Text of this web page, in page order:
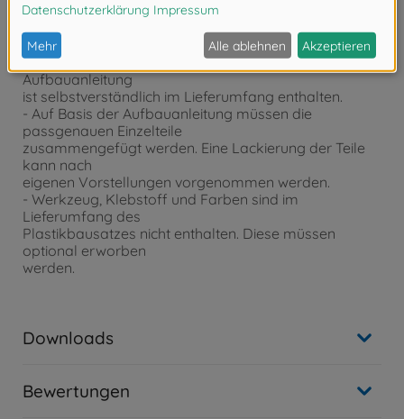
Eigenregie montiert werden.
- Der selbstständige Aufbau wird mithilfe einer Schritt
für Schritt
bzw. bebilderten Aufbauanleitung begleitet. Die
Aufbauanleitung
ist selbstverständlich im Lieferumfang enthalten.
- Auf Basis der Aufbauanleitung müssen die
passgenauen Einzelteile
zusammengefügt werden. Eine Lackierung der Teile
kann nach
eigenen Vorstellungen vorgenommen werden.
- Werkzeug, Klebstoff und Farben sind im
Lieferumfang des
Plastikbausatzes nicht enthalten. Diese müssen
optional erworben
werden.
Downloads
Bewertungen